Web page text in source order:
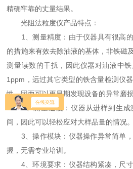
精确牢靠的丈量结果。
光阻法粒度仪产品特点：
1、测量精度：由于仪器具有很高的
的措施来有效去除油液的基体，非铁磁
测量读数的干扰，因此仪器对油液中
1ppm，远过其它类型的铁含量检测仪
性，因而可以更早期发现设备的异常磨损
2、测量速度：仪器从进样到生成
间，因此可以轻松应对大样品量的情况。
3、操作模块：仪器操作异常简单，
握，无需专业培训。
4、环境要求：仪器结构紧凑，尺寸